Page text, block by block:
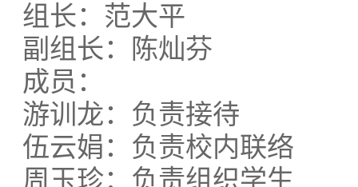
组长：范大平
副组长：陈灿芬
成员：
游训龙：负责接待
伍云娟：负责校内联络
周玉珍：负责组织学生